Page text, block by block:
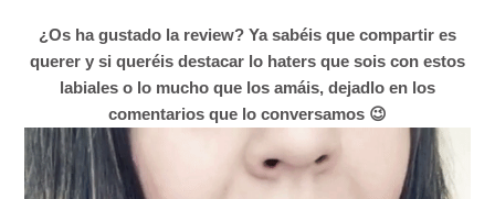
¿Os ha gustado la review? Ya sabéis que compartir es
querer y si queréis destacar lo haters que sois con estos
labiales o lo mucho que los amáis, dejadlo en los
comentarios que lo conversamos 😉